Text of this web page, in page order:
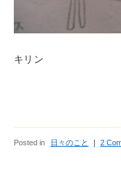
キリン
Posted in 日々のこと ｜ 2